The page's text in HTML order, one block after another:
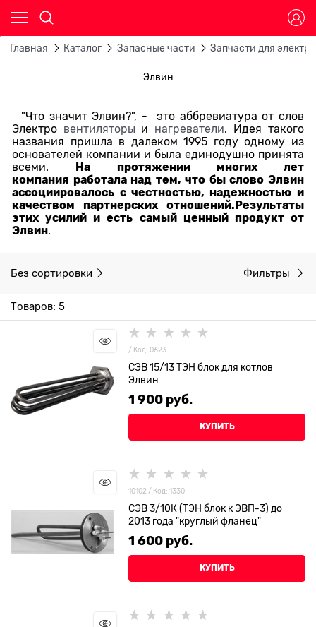
Главная Каталог Запасные части Запчасти для
Элвин
"Что значит Элвин?", - это аббревиатура от слов
Электро вентиляторы и нагреватели. Идея такого
названия пришла в далеком 1995 году одному из
основателей компании и была единодушно принята
всеми. На протяжении многих лет
компания работала над тем, что бы слово Элвин
ассоциировалось с честностью, надежностью и
качеством партнерских отношений.Результаты
этих усилий и есть самый ценный продукт от
Элвин.
Без сортировки Фильтры
Товаров: 5
/ Код: 0623
СЭВ 15/13 ТЭН блок для котлов
Элвин
1 900 руб.
КУПИТЬ
10102 / Код: 1330
СЭВ 3/10К (ТЭН блок к ЭВП-3) до
2013 года "круглый фланец"
1 600 руб.
КУПИТЬ